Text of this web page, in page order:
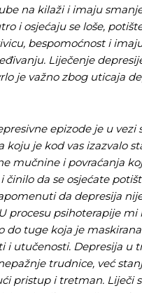
na kilaži i imaju
i osjećaju se loše,
bespomoćnost i
Liječenje
je važno zbog uticaja
epizode je u vezi
koju je kod vas izazvalo
mučnine i povraćanja
činilo da se osjećate
da depresija
procesu psihoterapije
do tuge koja je
i utučenosti. Depresija u
trudnice, već
pristup i tretman. Liječi